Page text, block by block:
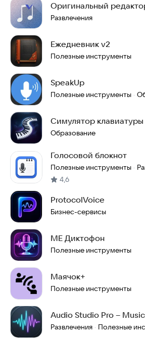
Оригинальный
Развлечения
Ежедневник v2
Полезные инструменты
SpeakUp
Полезные инструменты ·
Симулятор
игре на пианино
Образование
Голосовой блокнот
Полезные инструменты ·
4,6
ProtocolVoice
Бизнес-сервисы
ME Диктофон
Полезные инструменты
Маячок+
Полезные инструменты
Audio Studio Pro –
Recorder
Развлечения · Полезные